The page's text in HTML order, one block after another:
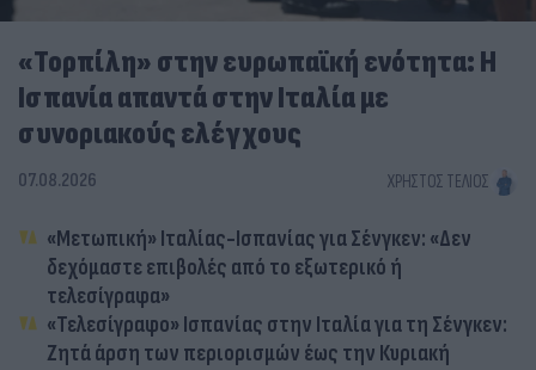
«Τορπίλη» στην ευρωπαϊκή ενότητα: Η
Ισπανία απαντά στην Ιταλία με
συνοριακούς ελέγχους
07.08.2026 ΧΡΉΣΤΟΣ ΤΈΛΙΟΣ
«Μετωπική» Ιταλίας-Ισπανίας για Σένγκεν: «Δεν
δεχόμαστε επιβολές από το εξωτερικό ή
τελεσίγραφα»
«Τελεσίγραφο» Ισπανίας στην Ιταλία για τη Σένγκεν:
Ζητά άρση των περιορισμών έως την Κυριακή